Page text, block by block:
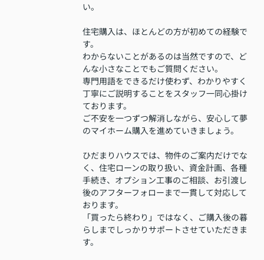
い。
住宅購入は、ほとんどの方が初めての経験で
す。
わからないことがあるのは当然ですので、ど
んな小さなことでもご質問ください。
専門用語をできるだけ使わず、わかりやすく
丁寧にご説明することをスタッフ一同心掛け
ております。
ご不安を一つずつ解消しながら、安心して夢
のマイホーム購入を進めていきましょう。
ひだまりハウスでは、物件のご案内だけでな
く、住宅ローンの取り扱い、資金計画、各種
手続き、オプション工事のご相談、お引渡し
後のアフターフォローまで一貫して対応して
おります。
「買ったら終わり」ではなく、ご購入後の暮
らしまでしっかりサポートさせていただきま
す。